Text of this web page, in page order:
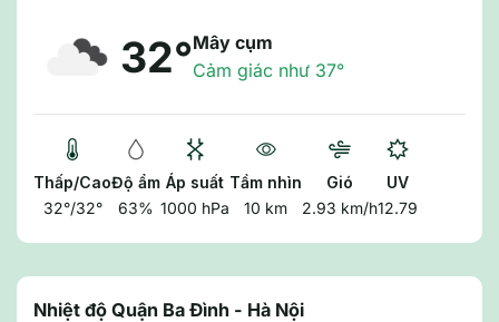
32°Mây cụm
Cảm giác như 37°
Thấp/Cao
32°/32°
Độ ẩm
63%
Áp suất
1000 hPa
Tầm nhìn
10 km
Gió
2.93 km/h
UV
12.79
Nhiệt độ Quận Ba Đình - Hà Nội